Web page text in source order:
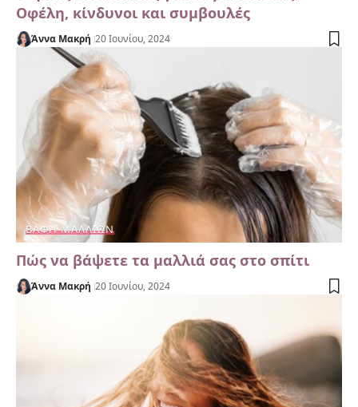
Οφέλη, κίνδυνοι και συμβουλές
Άννα Μακρή 20 Ιουνίου, 2024
ΒΑΦΉ ΜΑΛΛΙΏΝ
Πώς να βάψετε τα μαλλιά σας στο σπίτι
Άννα Μακρή 20 Ιουνίου, 2024